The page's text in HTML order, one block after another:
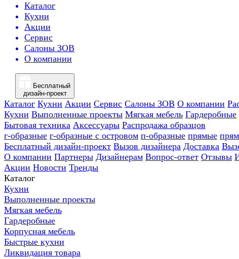
Каталог
Кухни
Акции
Сервис
Салоны ЗОВ
О компании
Бесплатный
дизайн-проект
Каталог Кухни Акции Сервис Салоны ЗОВ О компании
Кухни Выполненные проекты Мягкая мебель Гардеробные
Бытовая техника Аксессуары Распродажа образцов
г-образные г-образные с островом п-образные прямые
Бесплатный дизайн-проект Вызов дизайнера Доставка
О компании Партнеры Дизайнерам Вопрос-ответ Отзывы
Акции Новости Тренды
Каталог
Кухни
Выполненные проекты
Мягкая мебель
Гардеробные
Корпусная мебель
Быстрые кухни
Ликвидация товара